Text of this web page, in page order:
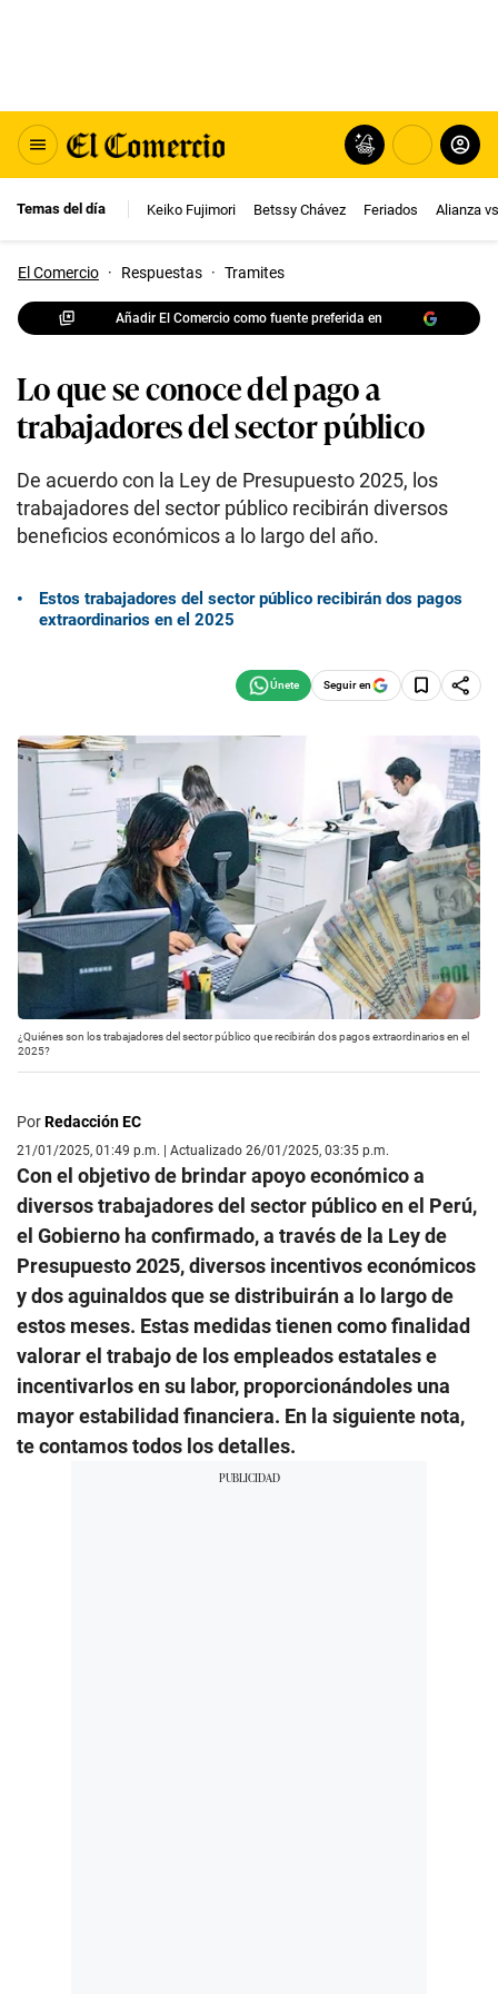
Temas del día Keiko Fujimori Betssy Chávez Feriados Alianza
El Comercio · Respuestas · Tramites
Añadir El Comercio como fuente preferida en
Lo que se conoce del pago a
trabajadores del sector público
De acuerdo con la Ley de Presupuesto 2025, los
trabajadores del sector público recibirán diversos
beneficios económicos a lo largo del año.
Estos trabajadores del sector público recibirán dos pagos
extraordinarios en el 2025
Seguir en
¿Quiénes son los trabajadores del sector público que recibirán dos pagos extraordinarios en el
2025?
PorRedacción EC
21/01/2025, 01:49 p.m. | Actualizado 26/01/2025, 03:35 p.m.
Con el objetivo de brindar apoyo económico a
diversos trabajadores del sector público en el Perú,
el Gobierno ha confirmado, a través de la Ley de
Presupuesto 2025, diversos incentivos económicos
y dos aguinaldos que se distribuirán a lo largo de
estos meses. Estas medidas tienen como finalidad
valorar el trabajo de los empleados estatales e
incentivarlos en su labor, proporcionándoles una
mayor estabilidad financiera. En la siguiente nota,
te contamos todos los detalles.